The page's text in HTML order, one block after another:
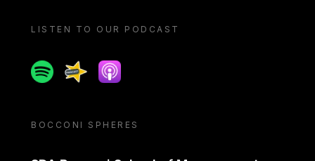
LISTEN TO OUR PODCAST
SpotifySpreakerApple podcast
BOCCONI SPHERES